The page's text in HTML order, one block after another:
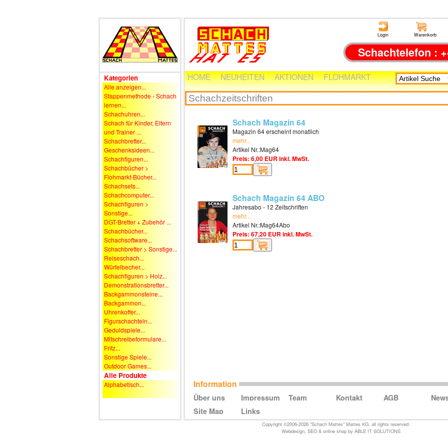
Kategorien
Alle anzeigen...
Stappenmethode - Schach
lernen...
Schachuhren...
Schach für Kinder, Eltern
und Trainer ...
Schachbretter...
Geschenksideen...
Schachfiguren...
Schachbücher >
Flohmarkt-Bücher...
Schachsets...
Schachcomputer...
Schachfiguren >
Sonstige...
DGT-Bretter + Zubehör ...
Schachbücher...
Schachsoftware...
Schachbretter > Sonstige...
Reiseschach...
Würfelbecher...
Schachfiguren > Holz...
Demonstrationsbretter...
Backgammonsteine...
Backgammon...
Uhrenkoffer...
Figurschachteln...
Geduldspiele...
Mitschreibeformulare...
Fritz...
Sonstige Spiele...
Outdoor Games...
Alle Produkte
Alphabetisch...
Login Warenkorb
Schachtelefon :
HOME NEUHEITEN AKTIONEN FLOHMARKT
Schach Magazin 64
Magazin 64 erscheint monatlich
mehr...
Artikel Nr.:Mag64
Preis: 6,00 EUR inkl. MwSt.
Schach Magazin 64 ABO
Jahresabo - 12 Zeitschriften
mehr...
Artikel Nr.:Mag64Abo
Preis: 67,20 EUR inkl. MwSt.
Information
Über uns Impressum Team Kontakt AGB
Site Map
Links
Copyright ©2006-2026 "Schach Mattes" Mattes KG, all rights reserved.
Webdesign, SEO& online shopby ABLE IT SOLUTIONS